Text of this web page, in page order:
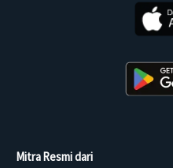
Mitra Resmi dari